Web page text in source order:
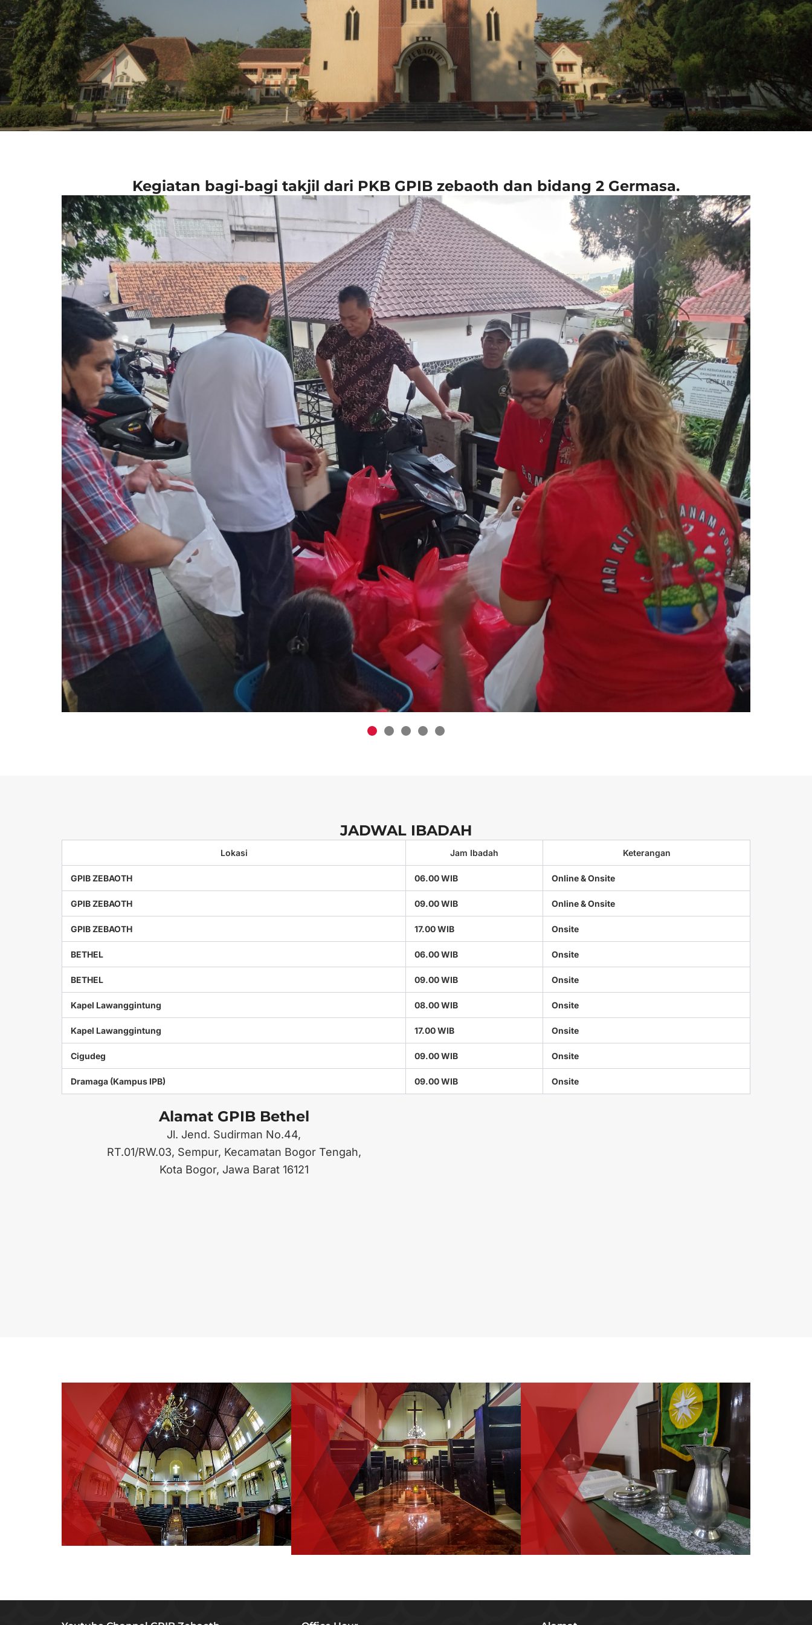
GPIB ZEBAOTH
BOGOR
106 Tahun Zebaoth
Kegiatan bagi-bagi takjil dari PKB GPIB zebaoth dan bidang 2 Germasa.
JADWAL IBADAH
Lokasi Jam Ibadah Keterangan
GPIB ZEBAOTH 06.00 WIB Online & Onsite
GPIB ZEBAOTH 09.00 WIB Online & Onsite
GPIB ZEBAOTH 17.00 WIB Onsite
BETHEL 06.00 WIB Onsite
BETHEL 09.00 WIB Onsite
Kapel Lawanggintung 08.00 WIB Onsite
Kapel Lawanggintung 17.00 WIB Onsite
Cigudeg 09.00 WIB Onsite
Dramaga (Kampus IPB) 09.00 WIB Onsite
Alamat GPIB Bethel
Jl. Jend. Sudirman No.44,
RT.01/RW.03, Sempur, Kecamatan Bogor Tengah,
Kota Bogor, Jawa Barat 16121